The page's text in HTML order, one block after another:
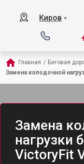
Киров ▼
Главная / Беговая
Замена колодочной
Замена
нагрузки
VictoryFit